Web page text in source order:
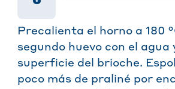
Precalienta el horno a 180
segundo huevo con el agua
superficie del brioche.
poco más de praliné por